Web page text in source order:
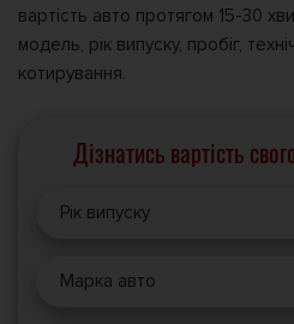
вартість авто протягом 15-30
модель, рік випуску, пробіг,
котирування.
Дізнатись вартість
Рік випуску
Марка авто